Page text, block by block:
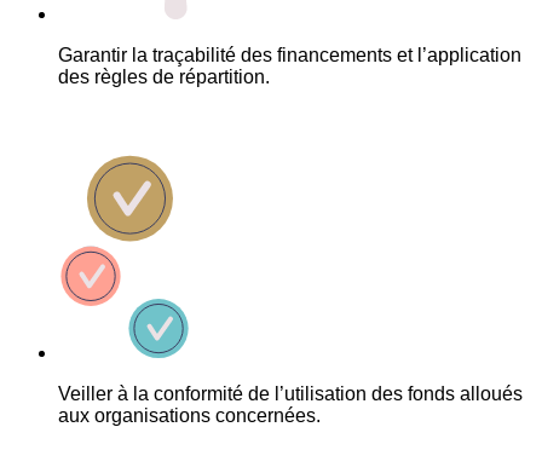
Garantir la traçabilité des financements et l’application
des règles de répartition.
Veiller à la conformité de l’utilisation des fonds alloués
aux organisations concernées.